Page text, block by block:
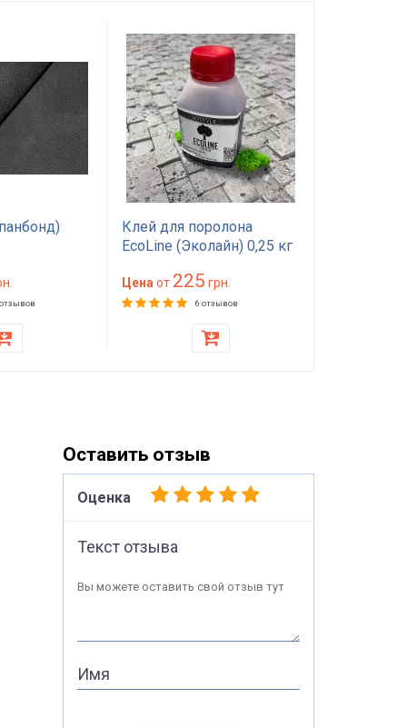
Клей для поролона
EcoLine (Эколайн) 0,25 кг
красного цвета
Цена от 225 грн.
6 отзывов
Оставить отзыв
Оценка
Текст отзыва
Вы можете оставить свой отзыв тут
Имя